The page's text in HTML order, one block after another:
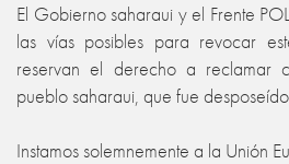
El Gobierno saharaui y el Frente
las vías posibles para revocar
reservan el derecho a reclamar
pueblo saharaui, que fue
Instamos solemnemente a la Unión